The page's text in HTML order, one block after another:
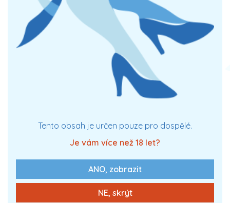
Tento obsah je určen pouze pro dospělé.
Je vám více než 18 let?
ANO, zobrazit
NE, skrýt